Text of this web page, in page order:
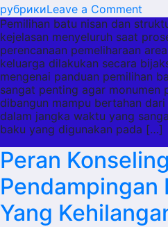
рубрикиLeave a Comment
Dan
Pemilihan batu nisan dan
kejelasan menyeluruh saat
perencanaan pemeliharaan
keluarga dilakukan secara
mengenai panduan pemilihan
sangat penting agar monumen
dibangun mampu bertahan
dalam jangka waktu yang
baku yang digunakan pada […]
Peran
Pendampingan
Yang